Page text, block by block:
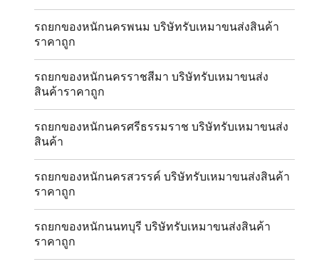
รถยกของหนักนครพนม บริษัทรับเหมาขนส่งสินค้า
ราคาถูก
รถยกของหนักนครราชสีมา บริษัทรับเหมาขนส่ง
สินค้าราคาถูก
รถยกของหนักนครศรีธรรมราช บริษัทรับเหมาขนส่ง
สินค้า
รถยกของหนักนครสวรรค์ บริษัทรับเหมาขนส่งสินค้า
ราคาถูก
รถยกของหนักนนทบุรี บริษัทรับเหมาขนส่งสินค้า
ราคาถูก